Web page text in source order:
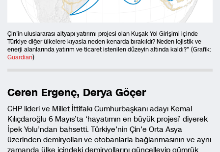
Çin’in uluslararası altyapı yatırımı projesi olan Kuşak Yol Girişimi içinde
Türkiye diğer ülkelere kıyasla neden kenarda bırakıldı? Neden lojistik ve
enerji alanlarında yatırım ve ticaret istenilen düzeyin altında kaldı?” (Grafik:
Guardian)
Ceren Ergenç, Derya Göçer
CHP lideri ve Millet İttifakı Cumhurbaşkanı adayı Kemal
Kılıçdaroğlu 6 Mayıs’ta ‘hayatımın en büyük projesi’ diyerek
İpek Yolu’ndan bahsetti. Türkiye’nin Çin’e Orta Asya
üzerinden demiryolları ve otobanlarla bağlanmasının ve aynı